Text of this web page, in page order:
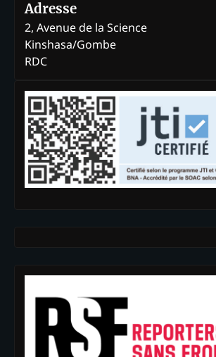
Adresse
2, Avenue de la Science
Kinshasa/Gombe
RDC